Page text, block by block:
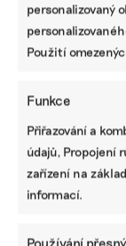
personalizovaný
Použití
Funkce
Přiřazování a
údajů, Propojení
zařízení na
informací.
Používání